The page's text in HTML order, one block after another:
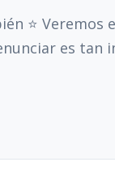
⭐
es tan